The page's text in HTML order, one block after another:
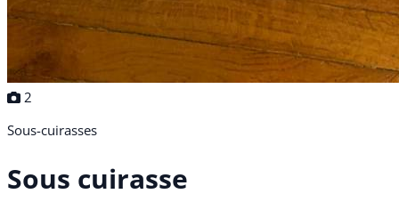
2
Sous-cuirasses
Sous cuirasse